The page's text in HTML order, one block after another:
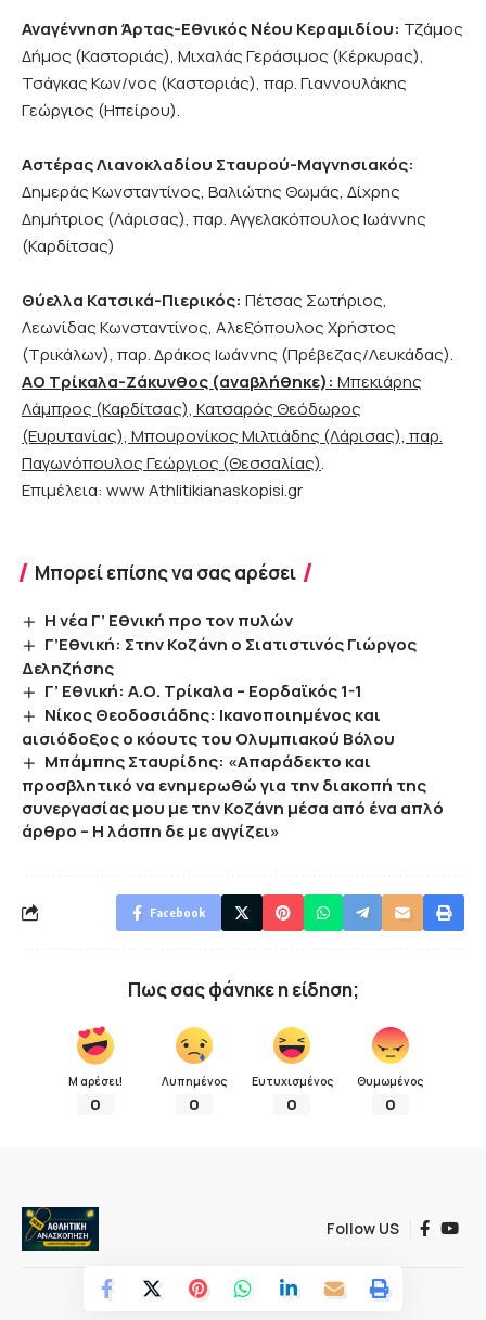
Αναγέννηση Άρτας-Εθνικός Νέου Κεραμιδίου: Τζάμος
Δήμος (Καστοριάς), Μιχαλάς Γεράσιμος (Κέρκυρας),
Τσάγκας Κων/νος (Καστοριάς), παρ. Γιαννουλάκης
Γεώργιος (Ηπείρου).
Αστέρας Λιανοκλαδίου Σταυρού-Μαγνησιακός:
Δημεράς Κωνσταντίνος, Βαλιώτης Θωμάς, Δίχρης
Δημήτριος (Λάρισας), παρ. Αγγελακόπουλος Ιωάννης
(Καρδίτσας)
Θύελλα Κατσικά-Πιερικός: Πέτσας Σωτήριος,
Λεωνίδας Κωνσταντίνος, Αλεξόπουλος Χρήστος
(Τρικάλων), παρ. Δράκος Ιωάννης (Πρέβεζας/Λευκάδας).
ΑΟ Τρίκαλα-Ζάκυνθος (αναβλήθηκε): Μπεκιάρης
Λάμπρος (Καρδίτσας), Κατσαρός Θεόδωρος
(Ευρυτανίας), Μπουρονίκος Μιλτιάδης (Λάρισας), παρ.
Παγωνόπουλος Γεώργιος (Θεσσαλίας).
Επιμέλεια: www Athlitikianaskopisi.gr
Μπορεί επίσης να σας αρέσει
Η νέα Γ’ Εθνική προ τον πυλών
Γ’Εθνική: Στην Κοζάνη ο Σιατιστινός Γιώργος
Δεληζήσης
Γ’ Εθνική: Α.Ο. Τρίκαλα – Εορδαϊκός 1-1
Νίκος Θεοδοσιάδης: Ικανοποιημένος και
αισιόδοξος ο κόουτς του Ολυμπιακού Βόλου
Μπάμπης Σταυρίδης: «Απαράδεκτο και
προσβλητικό να ενημερωθώ για την διακοπή της
συνεργασίας μου με την Κοζάνη μέσα από ένα απλό
άρθρο – Η λάσπη δε με αγγίζει»
Facebook
Πως σας φάνηκε η είδηση;
Μ αρέσει!
0
Λυπημένος
0
Ευτυχισμένος
0
Θυμωμένος
0
Follow US
© 2022 Αθλητική ανασκόπηση